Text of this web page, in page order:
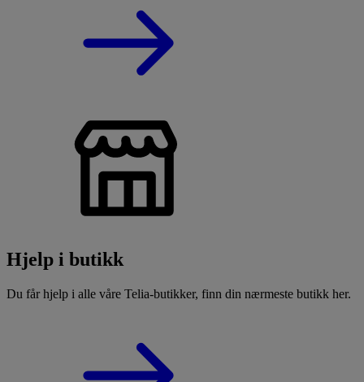
Hjelp i butikk
Du får hjelp i alle våre Telia-butikker, finn din nærmeste butikk her.